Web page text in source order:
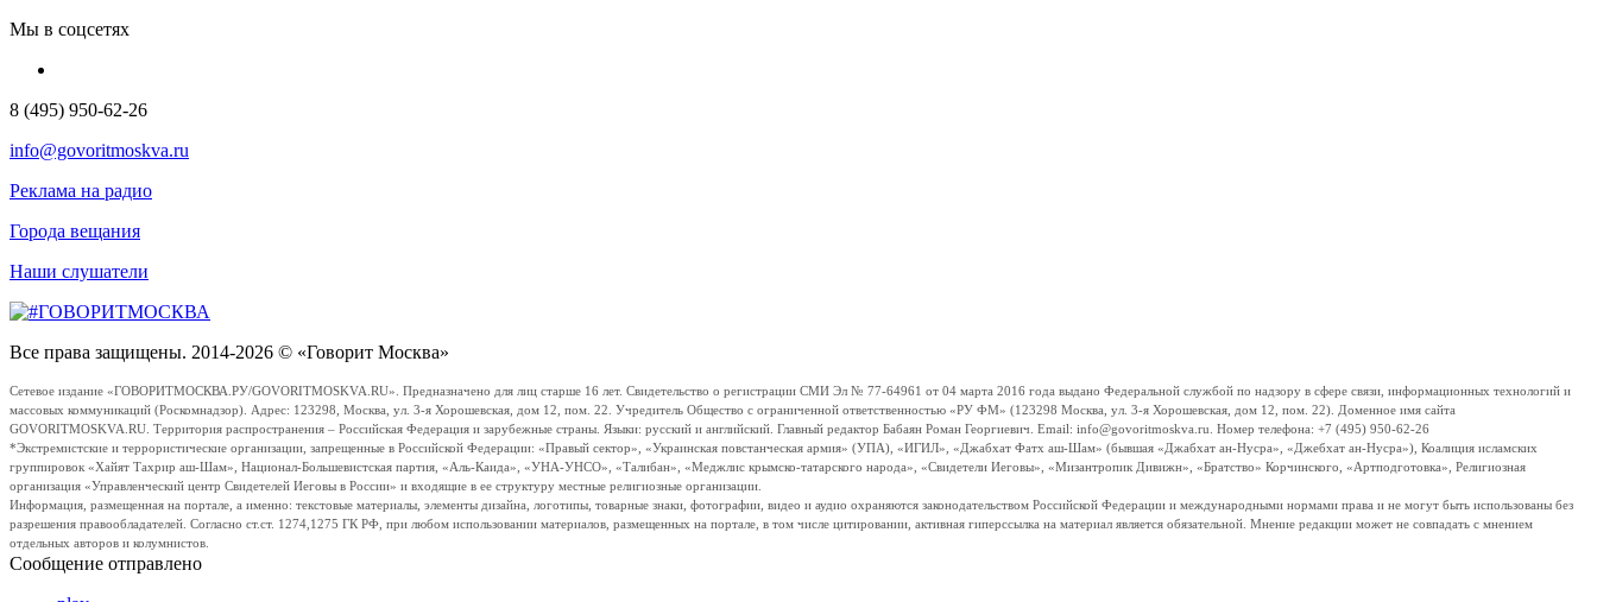
Мы в соцсетях
8 (495) 950-62-26
info@govoritmoskva.ru
Реклама на радио
Города вещания
Наши слушатели
Все права защищены. 2014-2026 © «Говорит Москва»
Сетевое издание «ГОВОРИТМОСКВА.РУ/GOVORITMOSKVA.RU». Предназначено для лиц старше 16 лет. Свидетельство о регистрации СМИ Эл № 77-64961 от 04 марта 2016 года выдано Федеральной службой по надзору в сфере связи, информационных технологий и
массовых коммуникаций (Роскомнадзор). Адрес: 123298, Москва, ул. 3-я Хорошевская, дом 12, пом. 22. Учредитель Общество с ограниченной ответственностью «РУ ФМ» (123298 Москва, ул. 3-я Хорошевская, дом 12, пом. 22). Доменное имя сайта
GOVORITMOSKVA.RU. Территория распространения – Российская Федерация и зарубежные страны. Языки: русский и английский. Главный редактор Бабаян Роман Георгиевич. Email: info@govoritmoskva.ru. Номер телефона: +7 (495) 950-62-26
*Экстремистские и террористические организации, запрещенные в Российской Федерации: «Правый сектор», «Украинская повстанческая армия» (УПА), «ИГИЛ», «Джабхат Фатх аш-Шам» (бывшая «Джабхат ан-Нусра», «Джебхат ан-Нусра»), Коалиция исламских
группировок «Хайят Тахрир аш-Шам», Национал-Большевистская партия, «Аль-Каида», «УНА-УНСО», «Талибан», «Меджлис крымско-татарского народа», «Свидетели Иеговы», «Мизантропик Дивижн», «Братство» Корчинского, «Артподготовка», Религиозная
организация «Управленческий центр Свидетелей Иеговы в России» и входящие в ее структуру местные религиозные организации.
Информация, размещенная на портале, а именно: текстовые материалы, элементы дизайна, логотипы, товарные знаки, фотографии, видео и аудио охраняются законодательством Российской Федерации и международными нормами права и не могут быть использованы без
разрешения правообладателей. Согласно ст.ст. 1274,1275 ГК РФ, при любом использовании материалов, размещенных на портале, в том числе цитировании, активная гиперссылка на материал является обязательной. Мнение редакции может не совпадать с мнением
отдельных авторов и колумнистов.
Сообщение отправлено